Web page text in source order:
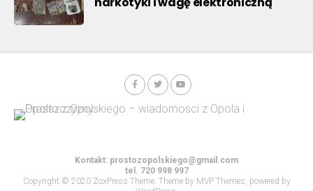
Kontakt: prostozopolskiego@gmail.com
tel. 720 998 997
Copyright © 2020 ZoxPress Theme. Theme by MVP Themes, powered by